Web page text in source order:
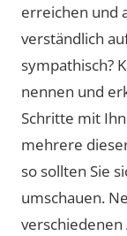
erreichen und
verständlich
sympathisch?
nennen und
Schritte mit
mehrere
so sollten Sie
umschauen.
verschiedenen